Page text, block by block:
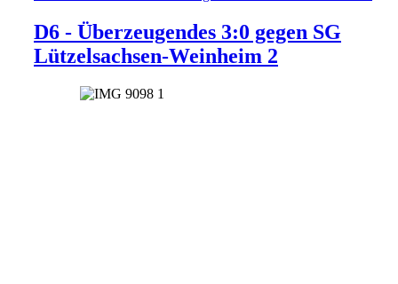
D6 - Überzeugendes 3:0 gegen SG
Lützelsachsen-Weinheim 2